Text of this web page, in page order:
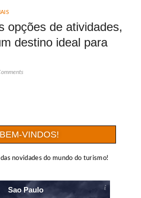
opções de atividades,
destino ideal para
BEM-VINDOS!
novidades do mundo do turismo!
Sao Paulo